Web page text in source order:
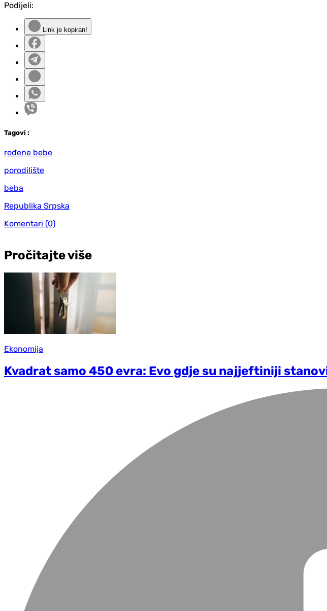
Podijeli:
Link je kopiran!
Tagovi :
rođene bebe
porodilište
beba
Republika Srpska
Komentari (0)
Pročitajte više
Ekonomija
Kvadrat samo 450 evra: Evo gdje su najjeftiniji